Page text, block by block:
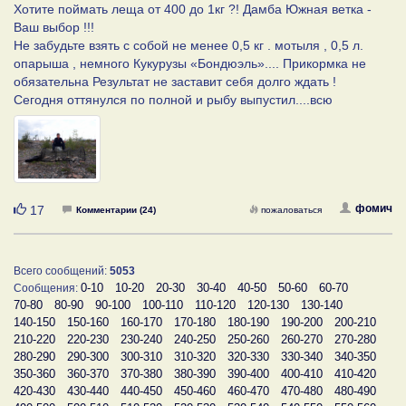
Хотите поймать леща от 400 до 1кг ?! Дамба Южная ветка -
Ваш выбор !!!
Не забудьте взять с собой не менее 0,5 кг . мотыля , 0,5 л.
опарыша , немного Кукурузы «Бондюэль».... Прикормка не
обязательна Результат не заставит себя долго ждать !
Сегодня оттянулся по полной и рыбу выпустил....всю
Нравится
17 Комментарии (24) фомич
пожаловаться
Всего сообщений: 5053
Сообщения: 0-10 10-20 20-30 30-40 40-50 50-60
60-70
70-80
80-90 90-100 100-110 110-120 120-130
130-140
140-150
150-160 160-170 170-180 180-190 190-200
200-210
210-220
220-230 230-240 240-250 250-260 260-270
270-280
280-290
290-300 300-310 310-320 320-330 330-340
340-350
350-360
360-370 370-380 380-390 390-400 400-410
410-420
420-430
430-440 440-450 450-460 460-470 470-480
480-490